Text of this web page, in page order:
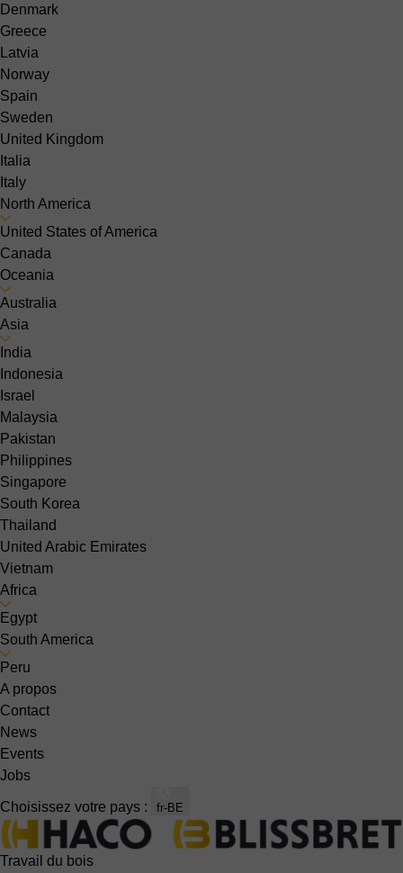
Denmark
Greece
Latvia
Norway
Spain
Sweden
United Kingdom
Italia
Italy
North America
United States of America
Canada
Oceania
Australia
Asia
India
Indonesia
Israel
Malaysia
Pakistan
Philippines
Singapore
South Korea
Thailand
United Arabic Emirates
Vietnam
Africa
Egypt
South America
Peru
A propos
Contact
News
Events
Jobs
Choisissez votre pays : fr-BE
Travail du bois